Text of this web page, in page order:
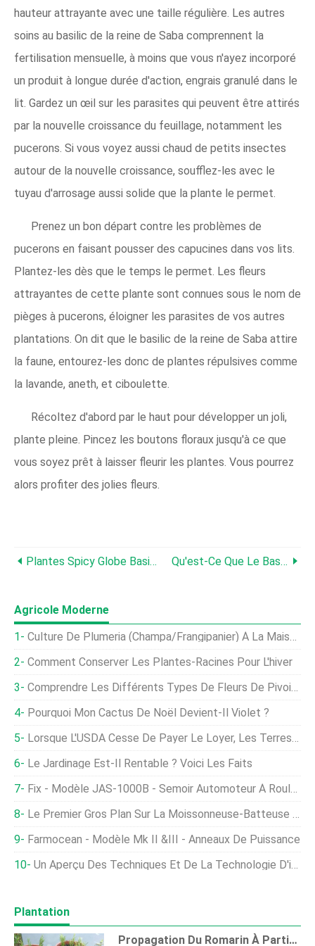
hauteur attrayante avec une taille régulière. Les autres
soins au basilic de la reine de Saba comprennent la
fertilisation mensuelle, à moins que vous n'ayez incorporé
un produit à longue durée d'action, engrais granulé dans le
lit. Gardez un œil sur les parasites qui peuvent être attirés
par la nouvelle croissance du feuillage, notamment les
pucerons. Si vous voyez aussi chaud de petits insectes
autour de la nouvelle croissance, soufflez-les avec le
tuyau d'arrosage aussi solide que la plante le permet.
Prenez un bon départ contre les problèmes de
pucerons en faisant pousser des capucines dans vos lits.
Plantez-les dès que le temps le permet. Les fleurs
attrayantes de cette plante sont connues sous le nom de
pièges à pucerons, éloigner les parasites de vos autres
plantations. On dit que le basilic de la reine de Saba attire
la faune, entourez-les donc de plantes répulsives comme
la lavande, aneth, et ciboulette.
Récoltez d'abord par le haut pour développer un joli,
plante pleine. Pincez les boutons floraux jusqu'à ce que
vous soyez prêt à laisser fleurir les plantes. Vous pourrez
alors profiter des jolies fleurs.
Plantes Spicy Globe Basil:Comment Faire Pousser Du Basilic Spicy Globe Bush Qu'est-Ce Que Le Basilic De Mme Burns - Conseils Pour Faire Pousser Des Plantes De Basilic De Mme Burns
Agricole Moderne
Culture De Plumeria (Champa/Frangipanier) À La Maison
Comment Conserver Les Plantes-Racines Pour L'hiver
Comprendre Les Différents Types De Fleurs De Pivoine
Pourquoi Mon Cactus De Noël Devient-Il Violet ?
Lorsque L'USDA Cesse De Payer Le Loyer, Les Terres Inutilisées Retournent Généralement Aux Cultures
Le Jardinage Est-Il Rentable ? Voici Les Faits
Fix - Modèle JAS-1000B - Semoir Automoteur À Rouleau
Le Premier Gros Plan Sur La Moissonneuse-Batteuse John Deere X9
Farmocean - Modèle Mk II &III - Anneaux De Puissance
Un Aperçu Des Techniques Et De La Technologie D'irrigation
Plantation
Propagation Du Romarin À Partir De Boutures, Graines Et Plus